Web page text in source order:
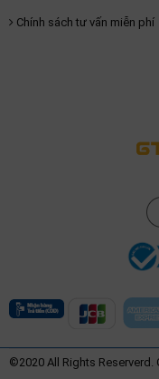
Chính sách tư vấn miễn phí
©2020 All Rights Reserverd.